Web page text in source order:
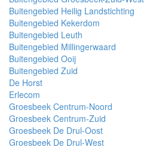
Buitengebied Heilig Landstichting
Buitengebied Kekerdom
Buitengebied Leuth
Buitengebied Millingerwaard
Buitengebied Ooij
Buitengebied Zuid
De Horst
Erlecom
Groesbeek Centrum-Noord
Groesbeek Centrum-Zuid
Groesbeek De Drul-Oost
Groesbeek De Drul-West